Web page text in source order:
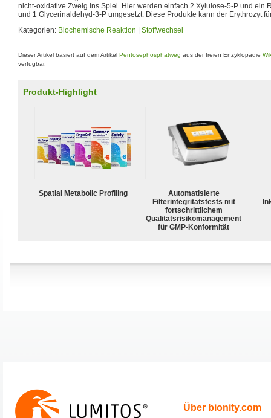
nicht-oxidative Zweig ins Spiel. Hier werden einfach 2 Xylulose-5-P und ein
und 1 Glycerinaldehyd-3-P umgesetzt. Diese Produkte kann der Erythrozyt
Kategorien: Biochemische Reaktion | Stoffwechsel
Dieser Artikel basiert auf dem Artikel Pentosephosphatweg aus der freien Enzyklopädie
verfügbar.
Produkt-Highlight
Spatial Metabolic Profiling
Automatisierte
Filterintegritätstests mit
fortschrittlichem
Qualitätsrisikomanagement
für GMP-Konformität
Über bionity.com